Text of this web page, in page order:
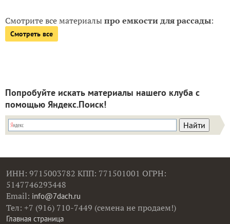
Смотрите все материалыпро емкости для рассады:
Смотреть все
Попробуйте искать материалы нашего клуба с
помощью Яндекс.Поиск!
ИНН: 9715003782 КПП: 771501001 ОГРН:
5147746293448
Email: info@7dach.ru
Тел: +7 (916) 710-7449 (семена не продаем!)
Главная страница